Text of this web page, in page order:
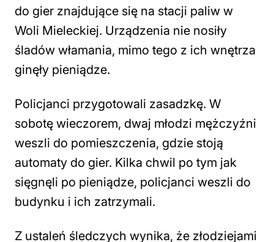
do gier znajdujące się na stacji paliw w
Woli Mieleckiej. Urządzenia nie nosiły
śladów włamania, mimo tego z ich wnętrza
ginęły pieniądze.
Policjanci przygotowali zasadzkę. W
sobotę wieczorem, dwaj młodzi mężczyźni
weszli do pomieszczenia, gdzie stoją
automaty do gier. Kilka chwil po tym jak
sięgnęli po pieniądze, policjanci weszli do
budynku i ich zatrzymali.
Z ustaleń śledczych wynika, że złodziejami